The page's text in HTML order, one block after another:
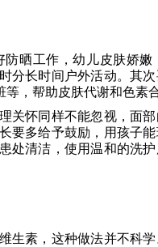
晒工作，幼儿皮肤娇嫩
分长时间户外活动。其
，帮助皮肤代谢和色素合
关怀同样不能忽视，面
要多给予鼓励，用孩子
处清洁，使用温和的洗
生素，这种做法并不科